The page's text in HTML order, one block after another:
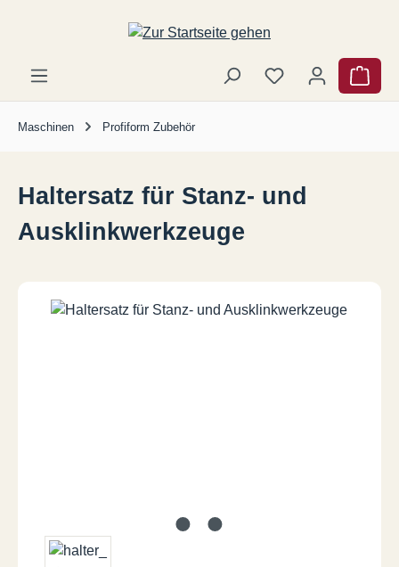
Zum Hauptinhalt springen
Maschinen Profiform Zubehör
Haltersatz für Stanz- und
Ausklinkwerkzeuge